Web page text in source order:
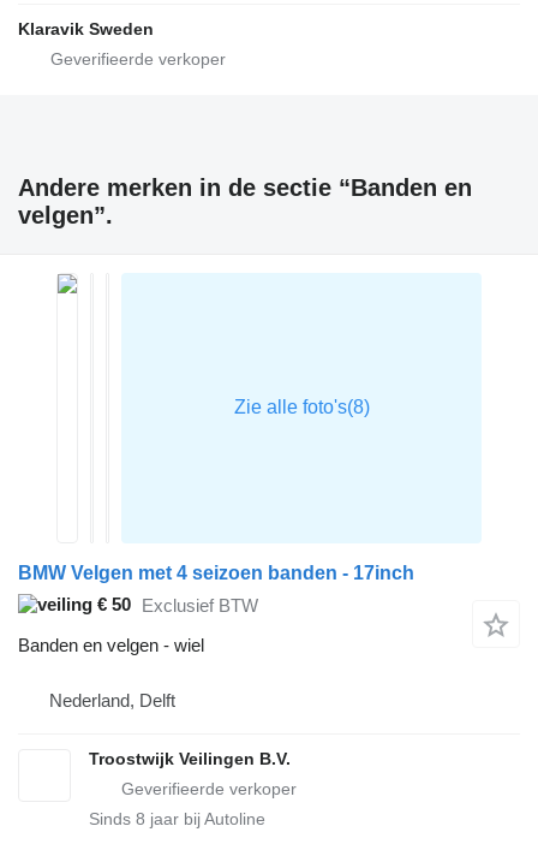
Klaravik Sweden
Andere merken in de sectie “Banden en
velgen”.
BMW Velgen met 4 seizoen banden - 17inch
€ 50 Exclusief BTW
Banden en velgen - wiel
Nederland, Delft
Troostwijk Veilingen B.V.
Sinds 8 jaar bij Autoline